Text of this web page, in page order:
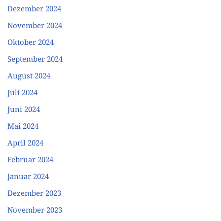
Dezember 2024
November 2024
Oktober 2024
September 2024
August 2024
Juli 2024
Juni 2024
Mai 2024
April 2024
Februar 2024
Januar 2024
Dezember 2023
November 2023